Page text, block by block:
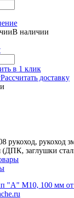
В наличии
в 1 клик
Рассчитать доставку
рукоход, рукоход
(ДПК, заглушки